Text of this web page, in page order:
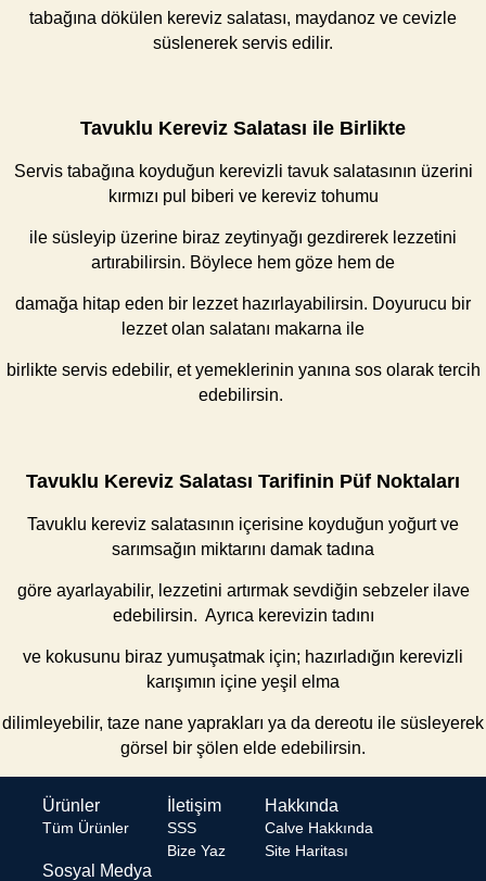
tabağına dökülen kereviz salatası, maydanoz ve cevizle
süslenerek servis edilir.
Tavuklu Kereviz Salatası ile Birlikte
Servis tabağına koyduğun kerevizli tavuk salatasının üzerini
kırmızı pul biberi ve kereviz tohumu
ile süsleyip üzerine biraz zeytinyağı gezdirerek lezzetini
artırabilirsin. Böylece hem göze hem de
damağa hitap eden bir lezzet hazırlayabilirsin. Doyurucu bir
lezzet olan salatanı makarna ile
birlikte servis edebilir, et yemeklerinin yanına sos olarak tercih
edebilirsin.
Tavuklu Kereviz Salatası Tarifinin Püf Noktaları
Tavuklu kereviz salatasının içerisine koyduğun yoğurt ve
sarımsağın miktarını damak tadına
göre ayarlayabilir, lezzetini artırmak sevdiğin sebzeler ilave
edebilirsin. Ayrıca kerevizin tadını
ve kokusunu biraz yumuşatmak için; hazırladığın kerevizli
karışımın içine yeşil elma
dilimleyebilir, taze nane yaprakları ya da dereotu ile süsleyerek
görsel bir şölen elde edebilirsin.
Ürünler
Tüm Ürünler
İletişim
SSS
Bize Yaz
Hakkında
Calve Hakkında
Site Haritası
Sosyal Medya